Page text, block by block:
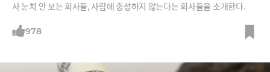
978